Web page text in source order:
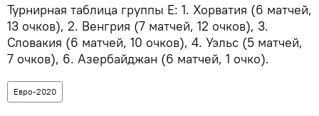
Турнирная таблица группы Е: 1. Хорватия (6 матчей,
13 очков), 2. Венгрия (7 матчей, 12 очков), 3.
Словакия (6 матчей, 10 очков), 4. Уэльс (5 матчей,
7 очков), 6. Азербайджан (6 матчей, 1 очко).
Евро-2020